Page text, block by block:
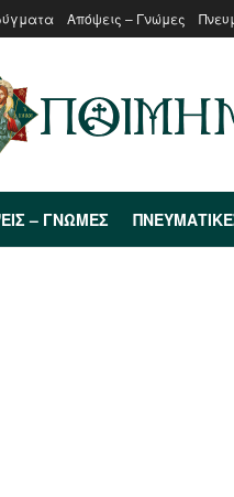
Απόψεις – Γνώμες
– ΓΝΏΜΕΣ